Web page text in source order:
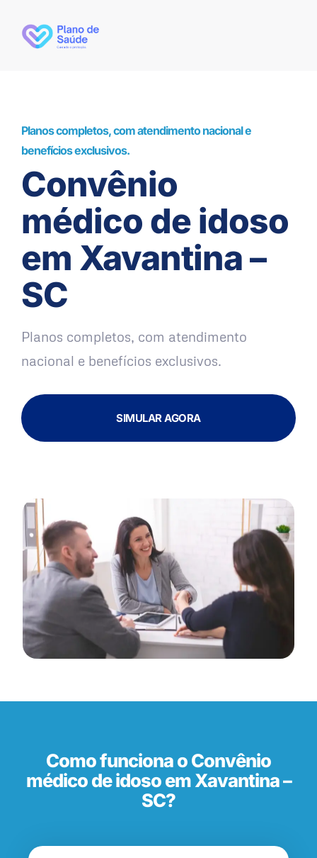
Planos completos, com atendimento nacional e
benefícios exclusivos.
Convênio
médico de idoso
em Xavantina –
SC
Planos completos, com atendimento
nacional e benefícios exclusivos.
SIMULAR AGORA
Como funciona o Convênio
médico de idoso em Xavantina –
SC?